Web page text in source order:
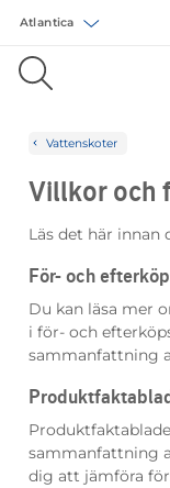
Välj försäkring
Vattenskoter
Villkor och
Läs det här innan
För- och
Du kan läsa mer
i för- och
sammanfattning
Produktfaktablad
sammanfattning
dig att jämföra